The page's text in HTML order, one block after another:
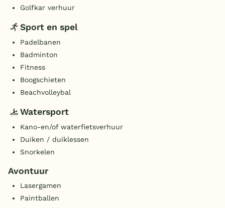
Golfkar verhuur
Sport en spel
Padelbanen
Badminton
Fitness
Boogschieten
Beachvolleybal
Watersport
Kano-en/of waterfietsverhuur
Duiken / duiklessen
Snorkelen
Avontuur
Lasergamen
Paintballen